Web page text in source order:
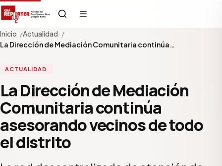
Inicio
Actualidad
La Dirección de Mediación Comunitaria continúa…
ACTUALIDAD
La Dirección de Mediación
Comunitaria continúa
asesorando vecinos de todo
el distrito